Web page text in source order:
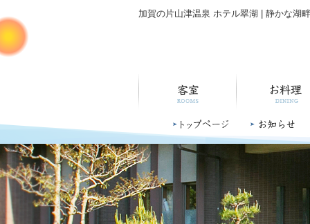
加賀の片山津温泉 ホテル翠湖 | 静かな湖
お料理
トップページ